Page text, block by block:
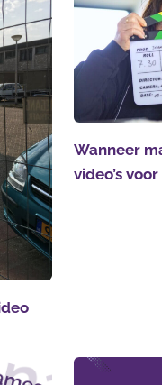
Wanneer
video’s